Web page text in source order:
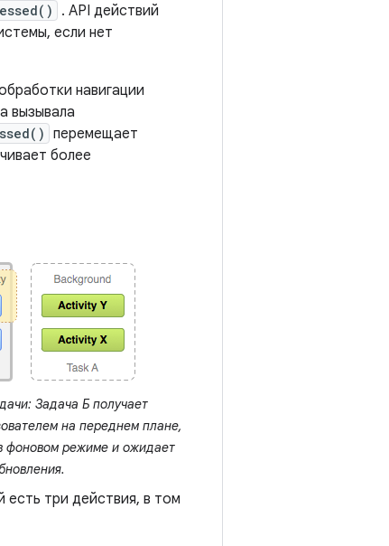
. API действий
если нет
навигации
вызывала
перемещает
более
Задача Б получает
на переднем плане,
фоновом режиме и ожидает
три действия, в том